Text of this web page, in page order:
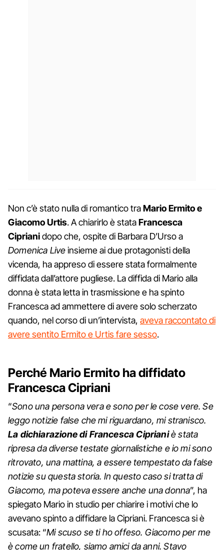
Non c’è stato nulla di romantico traMario Ermito e
Giacomo Urtis. A chiarirlo è stataFrancesca
Ciprianidopo che, ospite di Barbara D’Urso a
Domenica Liveinsieme ai due protagonisti della
vicenda, ha appreso di essere stata formalmente
diffidata dall’attore pugliese. La diffida di Mario alla
donna è stata letta in trasmissione e ha spinto
Francesca ad ammettere di avere solo scherzato
quando, nel corso di un’intervista, aveva raccontato di
avere sentito Ermito e Urtis fare sesso.
Perché Mario Ermito ha diffidato
Francesca Cipriani
“Sono una persona vera e sono per le cose vere. Se
leggo notizie false che mi riguardano, mi stranisco.
La dichiarazione di Francesca Ciprianiè stata
ripresa da diverse testate giornalistiche e io mi sono
ritrovato, una mattina, a essere tempestato da false
notizie su questa storia. In questo caso si tratta di
Giacomo, ma poteva essere anche una donna”, ha
spiegato Mario in studio per chiarire i motivi che lo
avevano spinto a diffidare la Cipriani. Francesca si è
scusata: “Mi scuso se ti ho offeso. Giacomo per me
è come un fratello, siamo amici da anni. Stavo